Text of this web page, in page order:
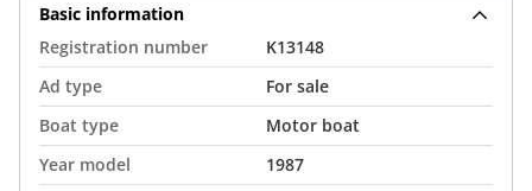
Basic information
Registration number
K13148
Ad type
For sale
Boat type
Motor boat
Year model
1987